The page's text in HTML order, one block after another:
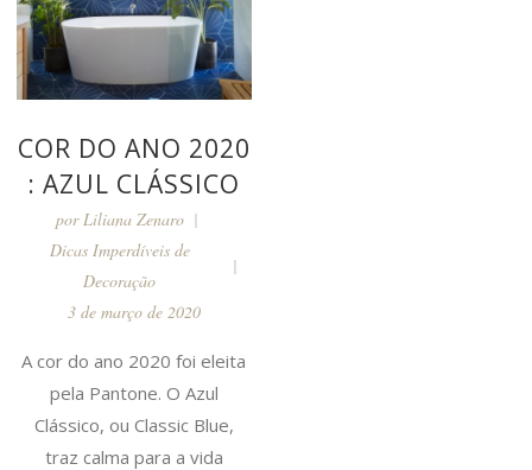
COR DO ANO 2020
: AZUL CLÁSSICO
porLiliana Zenaro
Dicas Imperdíveis de
Decoração
3 de março de 2020
A cor do ano 2020 foi eleita
pela Pantone. O Azul
Clássico, ou Classic Blue,
traz calma para a vida